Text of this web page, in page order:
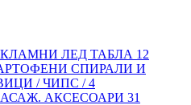
ЛЕД ТАБЛА 12
СПИРАЛИ И
/ ЧИПС /4
АКСЕСОАРИ 31